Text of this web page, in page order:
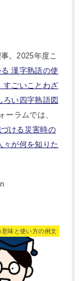
。2025年度こ
漢字熟語の使
すごいことわざ
ろい四字熟語図
ーラムでは、
ける災害時の
々が何を知りた
意味と使い方の例文